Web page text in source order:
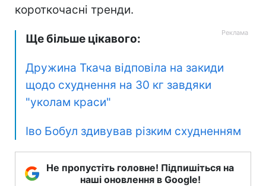
короткочасні тренди.
Ще більше цікавого:
Дружина Ткача відповіла на закиди
щодо схуднення на 30 кг завдяки
"уколам краси"
Іво Бобул здивував різким схудненням
Не пропустіть головне! Підпишіться на
наші оновлення в Google!